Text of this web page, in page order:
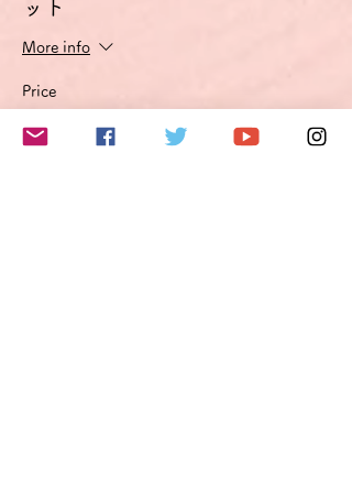
ット
More info
Price
€27.50
VAT included